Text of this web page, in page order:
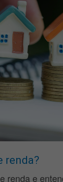
renda?
renda e